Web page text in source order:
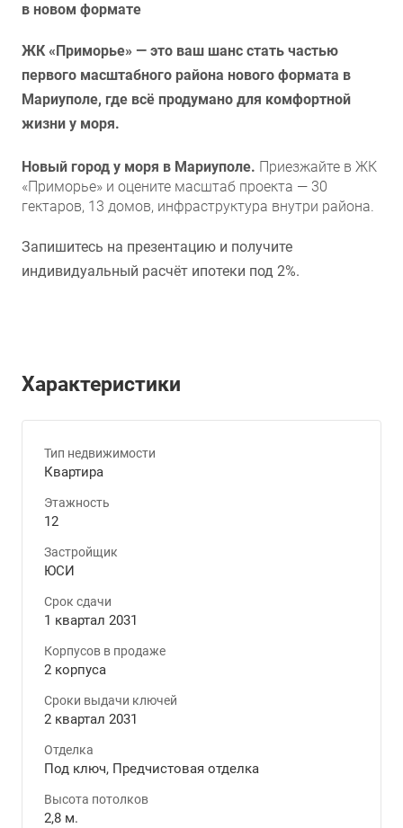
в новом формате
ЖК «Приморье» — это ваш шанс стать частью
первого масштабного района нового формата в
Мариуполе, где всё продумано для комфортной
жизни у моря.
Новый город у моря в Мариуполе. Приезжайте в ЖК
«Приморье» и оцените масштаб проекта — 30
гектаров, 13 домов, инфраструктура внутри района.
Запишитесь на презентацию и получите
индивидуальный расчёт ипотеки под 2%.
Характеристики
Тип недвижимости
Квартира
Этажность
12
Застройщик
ЮСИ
Срок сдачи
1 квартал 2031
Корпусов в продаже
2 корпуса
Сроки выдачи ключей
2 квартал 2031
Отделка
Под ключ, Предчистовая отделка
Высота потолков
2,8 м.